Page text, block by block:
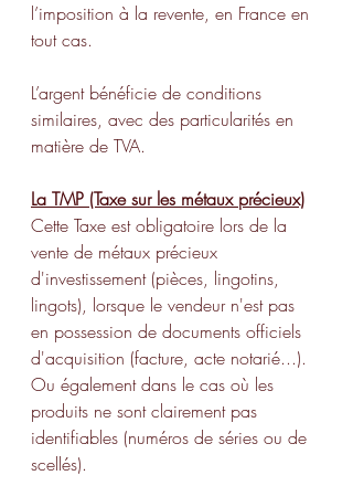
l’imposition à la revente, en France en
tout cas.
L’argent bénéficie de conditions
similaires, avec des particularités en
matière de TVA.
La TMP (Taxe sur les métaux précieux)
Cette Taxe est obligatoire lors de la
vente de métaux précieux
d'investissement (pièces, lingotins,
lingots), lorsque le vendeur n'est pas
en possession de documents officiels
d'acquisition (facture, acte notarié...).
Ou également dans le cas où les
produits ne sont clairement pas
identifiables (numéros de séries ou de
scellés).